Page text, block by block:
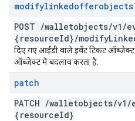
modifylinkedofferobjects
POST /walletobjects/v1 /
{resourceId}/modify
दिए गए आईडी वाले इवेंट टिकट
ऑब्जेक्ट में बदलाव करता है.
patch
PATCH /walletobjects/v1 /
{resourceId}